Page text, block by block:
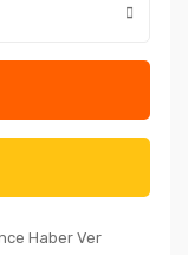
Haber Ver